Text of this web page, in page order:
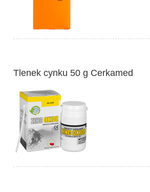
Tlenek cynku 50 g Cerkamed